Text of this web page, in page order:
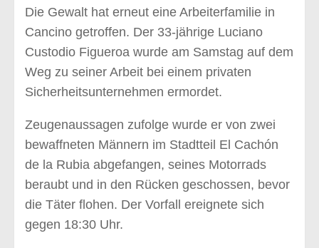
Ausflüge
Hotels & Resorts
Restaurants
Besondere Empfehlungen
Die Gewalt hat erneut eine Arbeiterfamilie in
Cancino getroffen. Der 33-jährige Luciano
Custodio Figueroa wurde am Samstag auf dem
Weg zu seiner Arbeit bei einem privaten
Sicherheitsunternehmen ermordet.
Zeugenaussagen zufolge wurde er von zwei
bewaffneten Männern im Stadtteil El Cachón
de la Rubia abgefangen, seines Motorrads
beraubt und in den Rücken geschossen, bevor
die Täter flohen. Der Vorfall ereignete sich
gegen 18:30 Uhr.